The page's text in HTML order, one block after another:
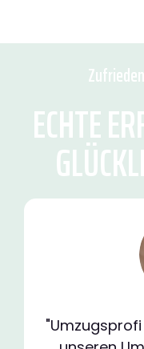
ECHTE